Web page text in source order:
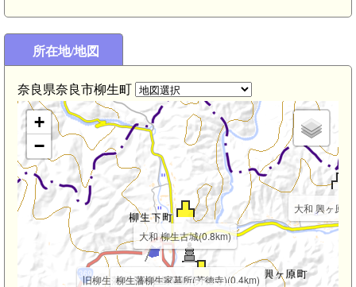
所在地/地図
奈良県奈良市柳生町
旧柳生藩小山田家老屋敷(0.4km)
柳生藩柳生家墓所(芳徳寺)(0.4km)
大和 柳生古城(0.8km)
大和 興ヶ原
+
−